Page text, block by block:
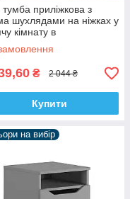
тумба приліжкова з
шухлядами на ніжках у
кімнату в
стилі Belle
Holding
₴ 2 044 ₴
Купити
на вибір